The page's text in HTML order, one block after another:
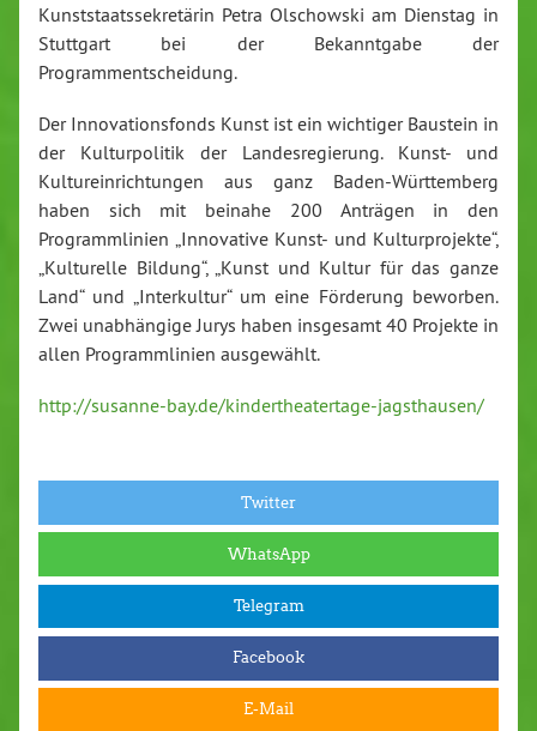
Kunststaatssekretärin Petra Olschowski am Dienstag in
Stuttgart bei der Bekanntgabe der
Programmentscheidung.
Der Innovationsfonds Kunst ist ein wichtiger Baustein in
der Kulturpolitik der Landesregierung. Kunst- und
Kultureinrichtungen aus ganz Baden-Württemberg
haben sich mit beinahe 200 Anträgen in den
Programmlinien „Innovative Kunst- und Kulturprojekte“,
„Kulturelle Bildung“, „Kunst und Kultur für das ganze
Land“ und „Interkultur“ um eine Förderung beworben.
Zwei unabhängige Jurys haben insgesamt 40 Projekte in
allen Programmlinien ausgewählt.
http://susanne-bay.de/kindertheatertage-jagsthausen/
Twitter
WhatsApp
Telegram
Facebook
E-Mail